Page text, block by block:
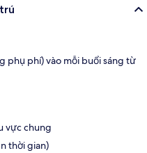
phụ phí) vào mỗi buổi sáng từ
vực chung
thời gian)